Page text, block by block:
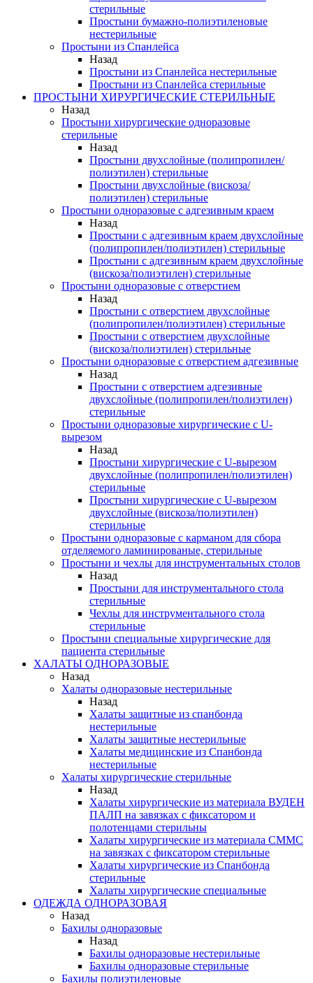
стерильные
Простыни бумажно-полиэтиленовые
нестерильные
Простыни из Спанлейса
Назад
Простыни из Спанлейса нестерильные
Простыни из Спанлейса стерильные
ПРОСТЫНИ ХИРУРГИЧЕСКИЕ СТЕРИЛЬНЫЕ
Назад
Простыни хирургические одноразовые
стерильные
Назад
Простыни двухслойные (полипропилен/
полиэтилен) стерильные
Простыни двухслойные (вискоза/
полиэтилен) стерильные
Простыни одноразовые с адгезивным краем
Назад
Простыни с адгезивным краем двухслойные
(полипропилен/полиэтилен) стерильные
Простыни с адгезивным краем двухслойные
(вискоза/полиэтилен) стерильные
Простыни одноразовые с отверстием
Назад
Простыни с отверстием двухслойные
(полипропилен/полиэтилен) стерильные
Простыни с отверстием двухслойные
(вискоза/полиэтилен) стерильные
Простыни одноразовые с отверстием адгезивные
Назад
Простыни с отверстием адгезивные
двухслойные (полипропилен/полиэтилен)
стерильные
Простыни одноразовые хирургические с U-
вырезом
Назад
Простыни хирургические с U-вырезом
двухслойные (полипропилен/полиэтилен)
стерильные
Простыни хирургические с U-вырезом
двухслойные (вискоза/полиэтилен)
стерильные
Простыни одноразовые с карманом для сбора
отделяемого ламинированые, стерильные
Простыни и чехлы для инструментальных столов
Назад
Простыни для инструментального стола
стерильные
Чехлы для инструментального стола
стерильные
Простыни специальные хирургические для
пациента стерильные
ХАЛАТЫ ОДНОРАЗОВЫЕ
Назад
Халаты одноразовые нестерильные
Назад
Халаты защитные из спанбонда
нестерильные
Халаты защитные нестерильные
Халаты медицинские из Спанбонда
нестерильные
Халаты хирургические стерильные
Назад
Халаты хирургические из материала ВУДЕН
ПАЛП на завязках с фиксатором и
полотенцами стерильны
Халаты хирургические из материала СММС
на завязках с фиксатором стерильные
Халаты хирургические из Спанбонда
стерильные
Халаты хирургические специальные
ОДЕЖДА ОДНОРАЗОВАЯ
Назад
Бахилы одноразовые
Назад
Бахилы одноразовые нестерильные
Бахилы одноразовые стерильные
Бахилы полиэтиленовые